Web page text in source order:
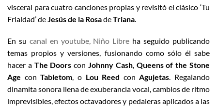
visceral para cuatro canciones propias y revisitó el clásico ‘Tu
Frialdad’ de Jesús de la RosadeTriana
En su canal en youtube, Niño Libre ha seguido publicando
temas propios y versiones, fusionando como sólo él sabe
hacer a The Doors con Johnny Cash, Queens of the Stone
Age conTabletom, o Lou Reed conAgujetas. Regalando
dinamita sonora llena de exuberancia vocal, cambios de ritmo
imprevisibles, efectos octavadores y pedaleras aplicados a las